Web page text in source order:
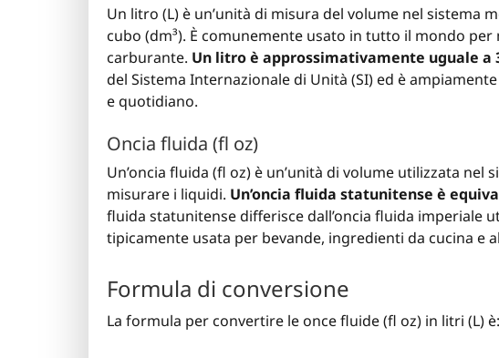
Un litro (L) è un’unità di misura del volume nel sistema
cubo (dm³). È comunemente usato in tutto il mondo
carburante. Un litro è approssimativamente uguale a
del Sistema Internazionale di Unità (SI) ed è
e quotidiano.
Oncia fluida (fl oz)
Un’oncia fluida (fl oz) è un’unità di volume utilizzata
misurare i liquidi. Un’oncia fluida statunitense è
fluida statunitense differisce dall’oncia fluida imperiale
tipicamente usata per bevande, ingredienti da cucina e
Formula di conversione
La formula per convertire le once fluide (fl oz) in litri (L) è: